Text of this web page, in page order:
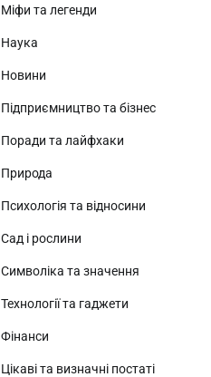
Міфи та легенди
Наука
Новини
Підприємництво та бізнес
Поради та лайфхаки
Природа
Психологія та відносини
Сад і рослини
Символіка та значення
Технології та гаджети
Фінанси
Цікаві та визначні постаті